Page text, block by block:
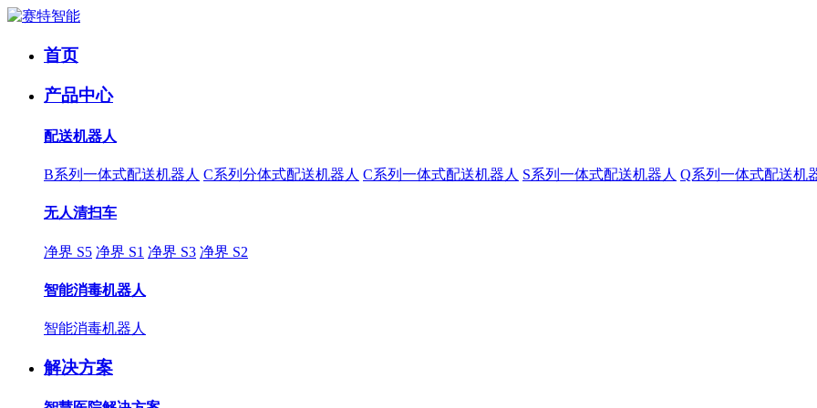
首页
产品中心
配送机器人
B系列一体式配送机器人 C系列分体式配送机器人 C系列一体式配送机器人 S系列一体式配送机器人 Q系列一体式配送机
无人清扫车
净界 S5 净界 S1 净界 S3 净界 S2
智能消毒机器人
智能消毒机器人
解决方案